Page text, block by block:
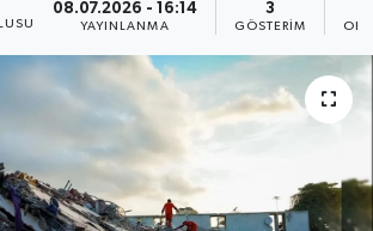
08.07.2026 - 16:14
YAYINLANMA
3
GÖSTERIM